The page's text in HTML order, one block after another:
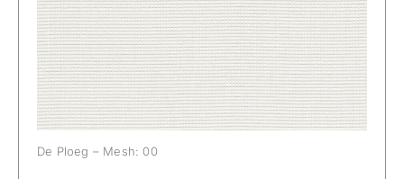
De Ploeg – Mesh: 00